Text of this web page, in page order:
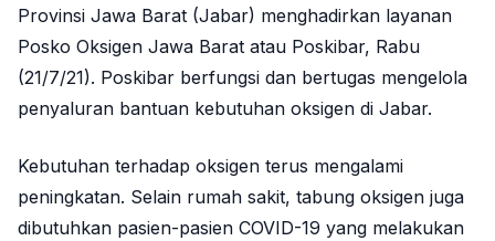
Provinsi Jawa Barat (Jabar) menghadirkan layanan
Posko Oksigen Jawa Barat atau Poskibar, Rabu
(21/7/21). Poskibar berfungsi dan bertugas mengelola
penyaluran bantuan kebutuhan oksigen di Jabar.
Kebutuhan terhadap oksigen terus mengalami
peningkatan. Selain rumah sakit, tabung oksigen juga
dibutuhkan pasien-pasien COVID-19 yang melakukan